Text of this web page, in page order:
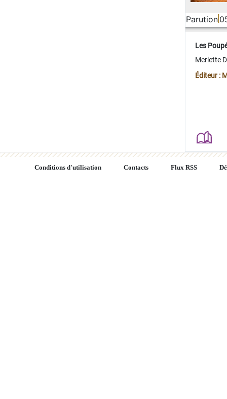
Parution
Les
Merlette
Éditeur :
Conditions d'utilisation Contacts Flux RSS